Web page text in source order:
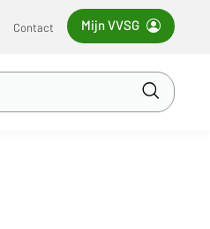
Contact Mijn VVSG